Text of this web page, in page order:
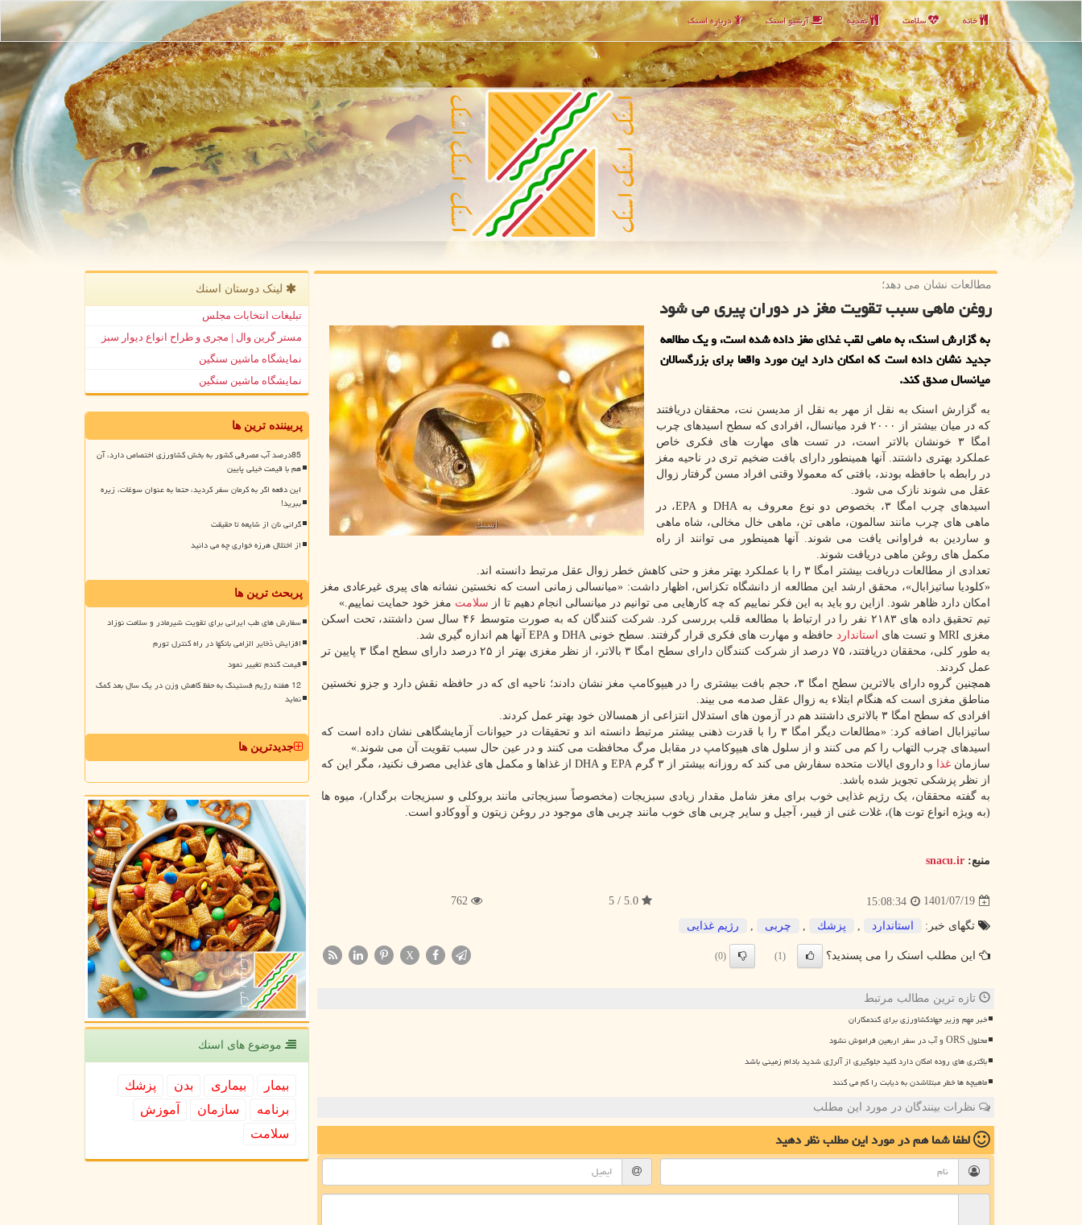
خانه سلامت تغذیه آرشیو اسنك درباره اسنك
مطالعات نشان می دهد؛
روغن ماهی سبب تقویت مغز در دوران پیری می شود
به گزارش اسنک، به ماهی لقب غذای مغز داده شده است، و یک مطالعه
جدید نشان داده است که امکان دارد این مورد واقعا برای بزرگسالان
میانسال صدق کند.
به گزارش اسنک به نقل از مهر به نقل از مدیسن نت، محققان دریافتند
که در میان بیشتر از ۲۰۰۰ فرد میانسال، افرادی که سطح اسیدهای چرب
امگا ۳ خونشان بالاتر است، در تست های مهارت های فکری خاص
عملکرد بهتری داشتند. آنها همینطور دارای بافت ضخیم تری در ناحیه مغز
در رابطه با حافظه بودند، بافتی که معمولا وقتی افراد مسن گرفتار زوال
عقل می شوند نازک می شود.
اسیدهای چرب امگا ۳، بخصوص دو نوع معروف به DHA و EPA، در
ماهی های چرب مانند سالمون، ماهی تن، ماهی خال مخالی، شاه ماهی
و ساردین به فراوانی یافت می شوند. آنها همینطور می توانند از راه
مکمل های روغن ماهی دریافت شوند.
تعدادی از مطالعات دریافت بیشتر امگا ۳ را با عملکرد بهتر مغز و حتی کاهش خطر زوال عقل مرتبط دانسته اند.
«کلودیا ساتیزابال»، محقق ارشد این مطالعه از دانشگاه تکزاس، اظهار داشت: «میانسالی زمانی است که نخستین نشانه های پیری غیرعادی مغز
امکان دارد ظاهر شود. ازاین رو باید به این فکر نماییم که چه کارهایی می توانیم در میانسالی انجام دهیم تا از سلامت مغز خود حمایت نماییم.»
تیم تحقیق داده های ۲۱۸۳ نفر را در ارتباط با مطالعه قلب بررسی کرد. شرکت کنندگان که به صورت متوسط ۴۶ سال سن داشتند، تحت اسکن
مغزی MRI و تست های
استاندارد حافظه و مهارت های فکری قرار گرفتند. سطح خونی DHA و EPA آنها هم اندازه گیری شد.
به طور کلی، محققان دریافتند، ۷۵ درصد از شرکت کنندگان دارای سطح امگا ۳ بالاتر، از نظر مغزی بهتر از ۲۵ درصد دارای سطح امگا ۳ پایین تر
عمل کردند.
همچنین گروه دارای بالاترین سطح امگا ۳، حجم بافت بیشتری را در هیپوکامپ مغز نشان دادند؛ ناحیه ای که در حافظه نقش دارد و جزو نخستین
مناطق مغزی است که هنگام ابتلاء به زوال عقل صدمه می بیند.
افرادی که سطح امگا ۳ بالاتری داشتند هم در آزمون های استدلال انتزاعی از همسالان خود بهتر عمل کردند.
ساتیزابال اضافه کرد: «مطالعات دیگر امگا ۳ را با قدرت ذهنی بیشتر مرتبط دانسته اند و تحقیقات در حیوانات آزمایشگاهی نشان داده است که
اسیدهای چرب التهاب را کم می کنند و از سلول های هیپوکامپ در مقابل مرگ محافظت می کنند و در عین حال سبب تقویت آن می شوند.»
سازمان غذا
و داروی ایالات متحده سفارش می کند که روزانه بیشتر از ۳ گرم EPA و DHA از غذاها و مکمل های غذایی مصرف نکنید، مگر این که
از نظر پزشکی تجویز شده باشد.
به گفته محققان، یک رژیم غذایی خوب برای مغز شامل مقدار زیادی سبزیجات (مخصوصاً سبزیجاتی مانند بروکلی و سبزیجات برگدار)، میوه ها
(به ویژه انواع توت ها)، غلات غنی از فیبر، آجیل و سایر چربی های خوب مانند چربی های موجود در روغن زیتون و آووکادو است.
منبع: snacu.ir
1401/07/19
15:08:34
5.0 / 5
762
تگهای خبر: استاندارد پزشك چربی رژیم غذایی
این مطلب اسنک را می پسندید؟ (1)
(0)
X
تازه ترین مطالب مرتبط
خبر مهم وزیر جهادکشاورزی برای گندمکاران
محلول ORS و آب در سفر اربعین فراموش نشود
باکتری های روده امکان دارد کلید جلوگیری از آلرژی شدید بادام زمینی باشد
ماهیچه ها خطر مبتلاشدن به دیابت را کم می کنند
نظرات بینندگان در مورد این مطلب
لطفا شما همدر مورد این مطلبنظر دهید
لینک دوستان اسنك
تبلیغات انتخابات مجلس
مستر گرین وال | مجری و طراح انواع دیوار سبز
نمایشگاه ماشین سنگین
نمایشگاه ماشین سنگین
پربیننده ترین ها
85درصد آب مصرفی کشور به بخش کشاورزی اختصاص دارد، آن
هم با قیمت خیلی پایین
این دفعه اگر به کرمان سفر کردید، حتما به عنوان سوغات، زیره
ببرید!
گرانی نان از شایعه تا حقیقت
از اختلال هرزه خواری چه می دانید
پربحث ترین ها
سفارش های طب ایرانی برای تقویت شیرمادر و سلامت نوزاد
افزایش ذخایر الزامی بانکها در راه کنترل تورم
قیمت گندم تغییر نمود
12 هفته رژیم فستینگ به حفظ کاهش وزن در یک سال بعد کمک
نماید
جدیدترین ها
موضوع های اسنك
بیمار بیماری بدن
پزشك
برنامه
سازمان
آموزش
سلامت